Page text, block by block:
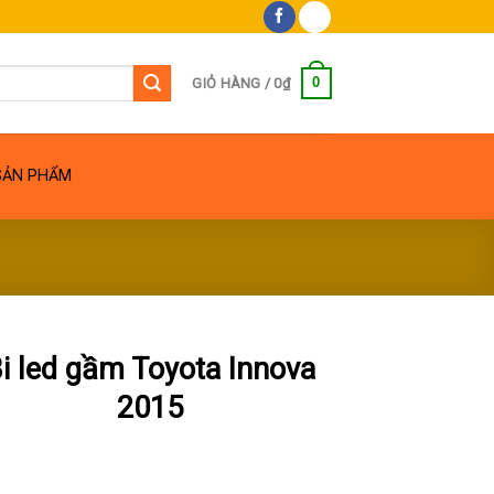
GIỎ HÀNG / 0₫ 0
PHẨM
led gầm Toyota Innova
2015